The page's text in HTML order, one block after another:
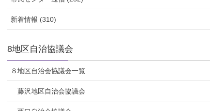
新着情報 (310)
8地区自治協議会
８地区自治会協議会一覧
藤沢地区自治会協議会